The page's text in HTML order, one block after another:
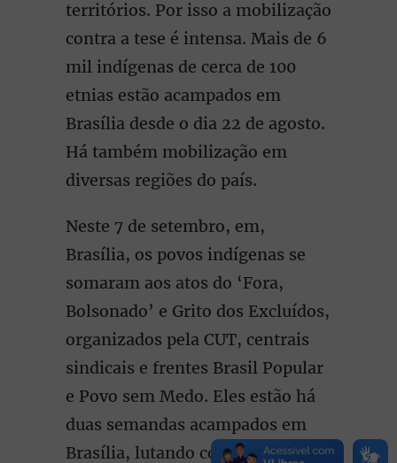
territórios. Por isso a mobilização
contra a tese é intensa. Mais de 6
mil indígenas de cerca de 100
etnias estão acampados em
Brasília desde o dia 22 de agosto.
Há também mobilização em
diversas regiões do país.
Neste 7 de setembro, em,
Brasília, os povos indígenas se
somaram aos atos do ‘Fora,
Bolsonado’ e Grito dos Excluídos,
organizados pela CUT, centrais
sindicais e frentes Brasil Popular
e Povo sem Medo. Eles estão há
duas semandas acampados em
Brasília, lutando contra a